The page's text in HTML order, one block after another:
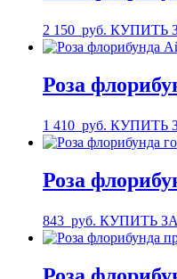
2 150 руб. КУПИТЬ
Роза
1 410 руб. КУПИТЬ
Роза
843 руб. КУПИТЬ ЗА